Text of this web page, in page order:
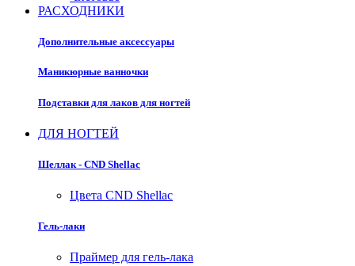
РАСХОДНИКИ
Дополнительные аксессуары
Маникюрные ванночки
Подставки для лаков для ногтей
ДЛЯ НОГТЕЙ
Шеллак - CND Shellac
Цвета CND Shellac
Гель-лаки
Праймер для гель-лака